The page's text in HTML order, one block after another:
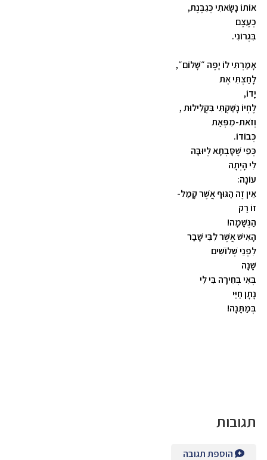
אוֹתוֹ נָשָׂאתִי כְּגִבֶּנֶת,
כְעֶצֶם
בִּגְרוֹנִי.
אָמַרְתִּי לוֹ יָפֶה ״שָׁלוֹם״,
לָחַצְתִּי אֶת
יָדוֹ,
לֶחְיוֹ נָשַׁקְתִּי בִּקְלִילוּת ,
וְזֹאת-מִפְּאַת
כְּבוֹדוֹ.
כְּפִי שֶׁסָּבְתָא לְיוּבָּה
לִי הָיְתָה
עוֹנָה:
אֵין זֶה הַגּוּף אֲשֶׁר קָמֵל-
זוֹ רַק
הַנְּשָׁמָה!
הָאִישׁ אֲשֶׁר לִבִּי שָׁבַר
לִפְנֵי שְׁלוֹשִׁים
שָׁנָה
בְּאִי בְּחִירָה בִּי לִי
נָתָן חַיַּי
בְּמַתָּנָה!
תגובות
הוספת תגובה